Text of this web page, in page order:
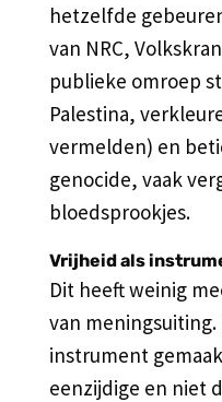
hetzelfde
van NRC,
publieke omroep
Palestina,
vermelden) en
genocide, vaak
bloedsprookjes.
Vrijheid als
Dit heeft weinig
van
instrument
eenzijdige en niet